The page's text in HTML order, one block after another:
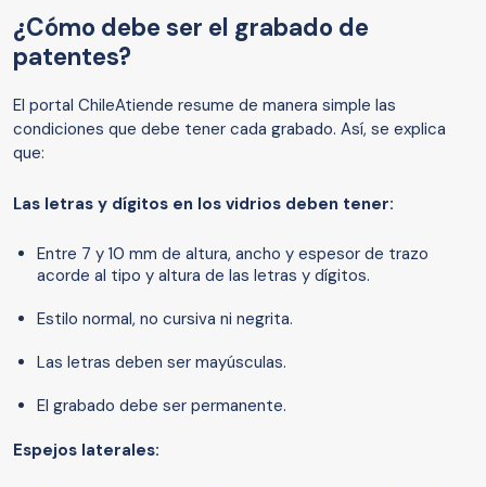
¿Cómo debe ser el grabado de
patentes?
El portal ChileAtiende resume de manera simple las
condiciones que debe tener cada grabado. Así, se explica
que:
Las letras y dígitos en los vidrios deben tener:
Entre 7 y 10 mm de altura, ancho y espesor de trazo
acorde al tipo y altura de las letras y dígitos.
Estilo normal, no cursiva ni negrita.
Las letras deben ser mayúsculas.
El grabado debe ser permanente.
Espejos laterales: